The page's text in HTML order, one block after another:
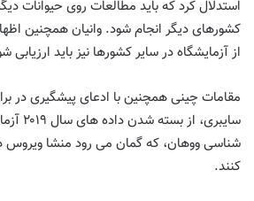
استدلال کرد که باید مطالعات روی حیوانات
کشورهای دیگر انجام شود. وانیان همچنین
از آزمایشگاه در سایر کشورها نیز باید ارزیابی
مقامات چینی همچنین با ادعای پیشگیری در
شناسی ووهان، که گمان می رود منشا ویروس
کنند.